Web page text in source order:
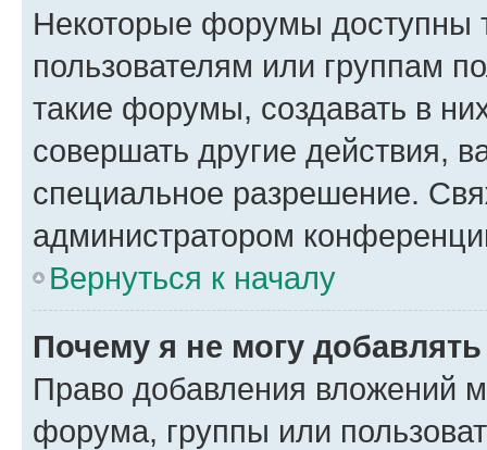
Некоторые форумы доступны
пользователям или группам
такие форумы, создавать в
совершать другие действия,
специальное разрешение.
администратором
Вернуться к началу
Почему я не могу
Право добавления вложений
форума, группы или